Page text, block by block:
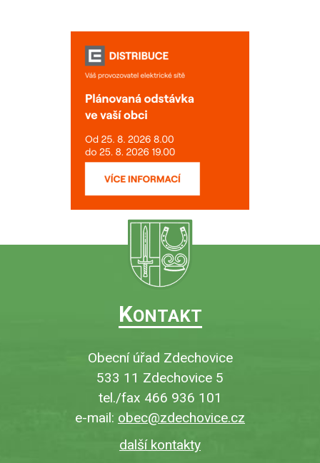
KONTAKT
Obecní úřad Zdechovice
533 11 Zdechovice 5
tel./fax 466 936 101
e-mail: obec@zdechovice.cz
další kontakty